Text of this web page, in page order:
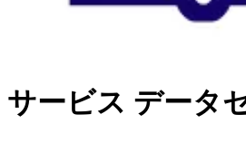
サービス データ